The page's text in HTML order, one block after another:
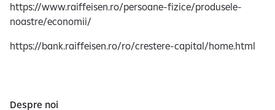
https://www.raiffeisen.ro/persoane-fizice/produsele-
noastre/economii/
https://bank.raiffeisen.ro/ro/crestere-capital/home.html
Despre noi